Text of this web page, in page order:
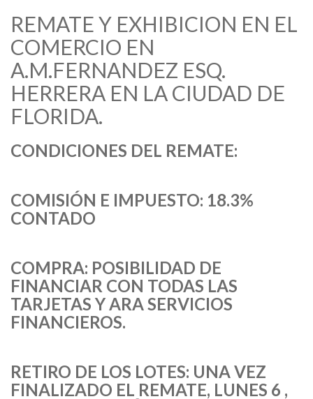
REMATE Y EXHIBICION EN EL
COMERCIO EN
A.M.FERNANDEZ ESQ.
HERRERA EN LA CIUDAD DE
FLORIDA.
CONDICIONES DEL REMATE:
COMISIÓN E IMPUESTO: 18.3%
CONTADO
COMPRA: POSIBILIDAD DE
FINANCIAR CON TODAS LAS
TARJETAS Y ARA SERVICIOS
FINANCIEROS.
RETIRO DE LOS LOTES: UNA VEZ
FINALIZADO EL REMATE, LUNES 6 ,